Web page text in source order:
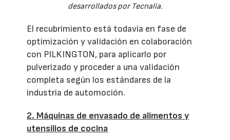
desarrollados por Tecnalia.
El recubrimiento está todavía en fase de
optimización y validación en colaboración
con PILKINGTON, para aplicarlo por
pulverizado y proceder a una validación
completa según los estándares de la
industria de automoción.
2. Máquinas de envasado de alimentos y
utensilios de cocina